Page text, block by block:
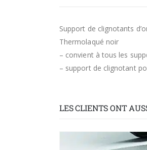
Support de clignotants
Thermolaqué noir
– convient à tous les
– support de clignotant
LES CLIENTS ONT